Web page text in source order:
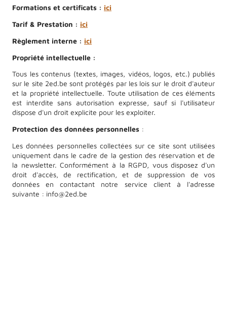
Formations et certificats : ici
Tarif & Prestation : ici
Règlement interne : ici
Propriété intellectuelle :
Tous les contenus (textes, images, vidéos, logos, etc.) publiés
sur le site 2ed.be sont protégés par les lois sur le droit d'auteur
et la propriété intellectuelle. Toute utilisation de ces éléments
est interdite sans autorisation expresse, sauf si l'utilisateur
dispose d'un droit explicite pour les exploiter.
Protection des données personnelles :
Les données personnelles collectées sur ce site sont utilisées
uniquement dans le cadre de la gestion des réservation et de
la newsletter. Conformément à la RGPD, vous disposez d'un
droit d'accès, de rectification, et de suppression de vos
données en contactant notre service client à l'adresse
suivante : info@2ed.be